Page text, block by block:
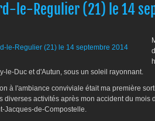
le-Regulier (21) le 14
le-Duc et d'Autun, sous un soleil rayonnant.
à l'ambiance conviviale était ma première
diverses activités après mon accident du mois
Jacques-de-Compostelle.